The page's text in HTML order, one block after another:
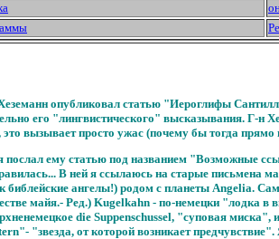
опубликовал статью "Иероглифы
его "лингвистического" высказывания. Г-н
вызывает просто ужас (почему бы тогда
ему статью под названием "Возможные
В ней я ссылаюсь на старые письмена
библейские ангелы!) родом с планеты Angelia.
майя.- Ред.) Kugelkahn - по-немецки "лодка
die Suppenschussel, "суповая
"звезда, от которой возникает предчувствие".